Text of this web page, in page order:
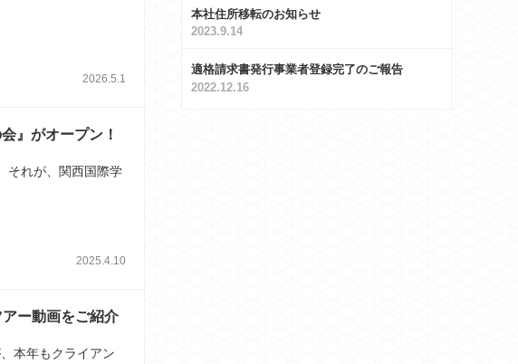
2026.5.1
』がオープン！
それが、関西国際学
2025.4.10
ー動画をご紹介
本年もクライアン
本社住所移転のお知らせ
2023.9.14
適格請求書発行事業者登録完了のご報告
2022.12.16